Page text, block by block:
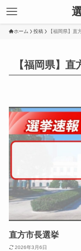
ホーム 投稿 【福岡県】直
【福岡県】
直方市長選挙
2026年3月6日